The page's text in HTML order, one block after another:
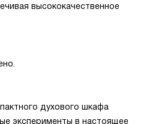
высококачественное
духового шкафа
эксперименты в настоящее